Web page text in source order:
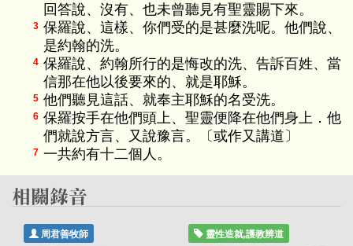
回答說、沒有、也未曾聽見有聖靈賜下來。
3 保羅說、這樣、你們受的是甚麼洗呢。他們說、
是約翰的洗。
4 保羅說、約翰所行的是悔改的洗、告訴百姓、當
信那在他以後要來的、就是耶穌。
5 他們聽見這話、就奉主耶穌的名受洗。
6 保羅按手在他們頭上、聖靈便降在他們身上．他
們就說方言、又說豫言。〔或作又講道〕
7 一共約有十二個人。
周君善牧師 靈性造就,護教辨道